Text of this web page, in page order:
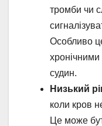
тромби чи
Особливо
судин.
Низький
коли кров
Це може